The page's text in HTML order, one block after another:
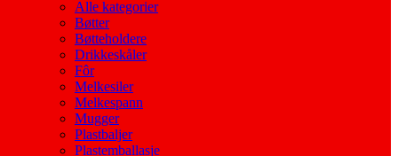
Alle kategorier
Bøtter
Bøtteholdere
Drikkeskåler
Fôr
Melkesiler
Melkespann
Mugger
Plastbaljer
Plastemballasje